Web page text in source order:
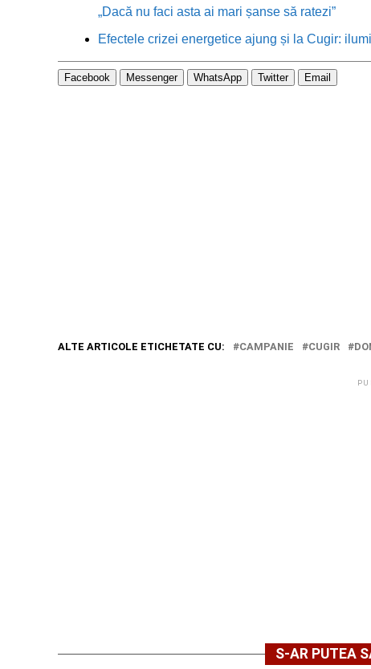
„Dacă nu faci asta ai mari șanse să ratezi”
Efectele crizei energetice ajung și la Cugir:
Facebook Messenger WhatsApp Twitter Email
ALTE ARTICOLE ETICHETATE CU: CAMPANIE CUGIR
S-AR PUTEA